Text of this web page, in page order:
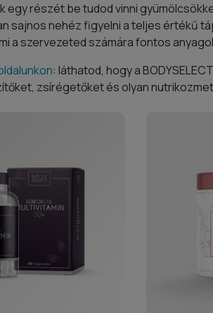
egy részét be tudod vinni
sajnos nehéz figyelni a teljes értékű
a szervezeted számára fontos
: láthatod, hogy a
zsírégetőket és olyan